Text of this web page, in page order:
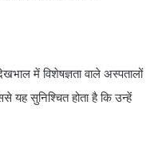
में विशेषज्ञता वाले अस्पतालों
सुनिश्चित होता है कि उन्हें